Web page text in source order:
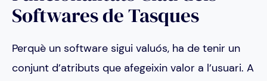
Softwares de Tasques
Perquè un software sigui valuós, ha de tenir un
conjunt d’atributs que afegeixin valor a l’usuari. A